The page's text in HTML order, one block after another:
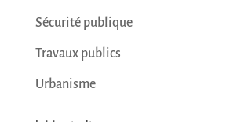
Sécurité publique
Travaux publics
Urbanisme